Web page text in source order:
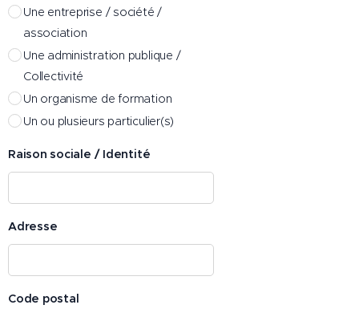
Une entreprise / société /
association
Une administration publique /
Collectivité
Un organisme de formation
Un ou plusieurs particulier(s)
Raison sociale / Identité
Adresse
Code postal